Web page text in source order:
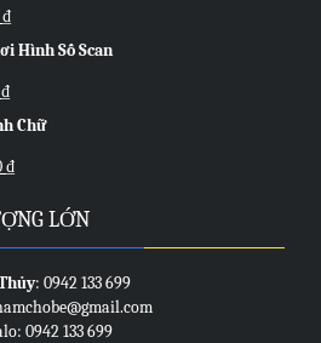
89,000 ₫.
₫Current
price
Hình Số Scan
₫Current
price
110,000 ₫.
Chữ
₫Current
is:
LỚN
: 0942 133 699
0942 133 699